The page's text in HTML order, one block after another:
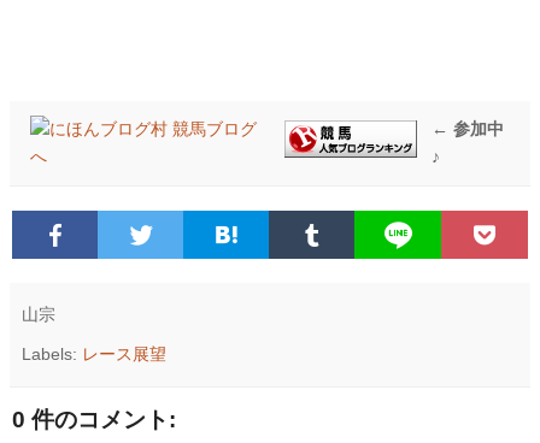
← 参加中
♪
山宗
Labels: レース展望
0 件のコメント: